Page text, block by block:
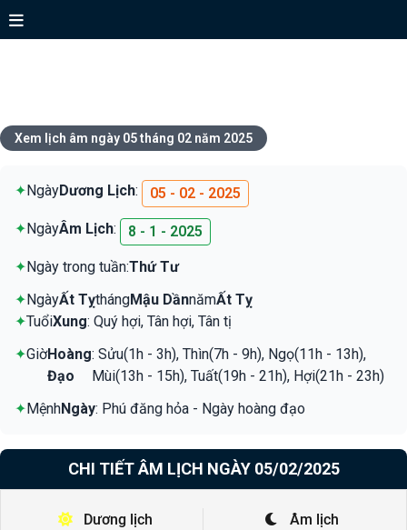
Xem lịch âm ngày 05 tháng 02 năm 2025
✦NgàyDương Lịch: 05 - 02 - 2025
✦NgàyÂm Lịch: 8 - 1 - 2025
✦Ngày trong tuần:Thứ Tư
✦NgàyẤt TỵthángMậu DầnnămẤt Tỵ
✦TuổiXung: Quý hợi, Tân hợi, Tân tị
✦GiờHoàng
Đạo
: Sửu(1h - 3h), Thìn(7h - 9h), Ngọ(11h - 13h),
Mùi(13h - 15h), Tuất(19h - 21h), Hợi(21h - 23h)
✦MệnhNgày: Phú đăng hỏa - Ngày hoàng đạo
CHI TIẾT ÂM LỊCH NGÀY 05/02/2025
Dương lịch Âm lịch